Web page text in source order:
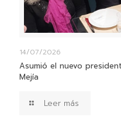
14/07/2026
Asumió el nuevo
Mejía
Leer más